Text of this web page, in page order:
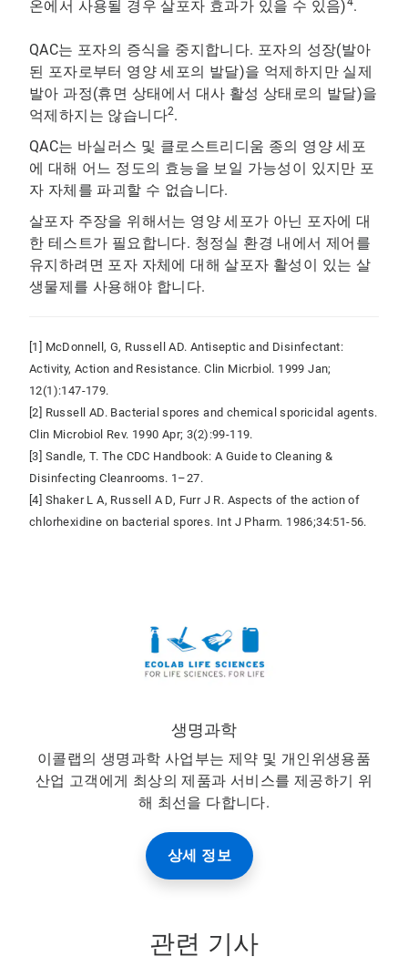
온에서 사용될 경우 살포자 효과가 있을 수 있음) .
QAC는 포자의 증식을 중지합니다. 포자의 성장(발아
된 포자로부터 영양 세포의 발달)을 억제하지만 실제
발아 과정(휴면 상태에서 대사 활성 상태로의 발달)을
억제하지는 않습니다2.
QAC는 바실러스 및 클로스트리디움 종의 영양 세포
에 대해 어느 정도의 효능을 보일 가능성이 있지만 포
자 자체를 파괴할 수 없습니다.
살포자 주장을 위해서는 영양 세포가 아닌 포자에 대
한 테스트가 필요합니다. 청정실 환경 내에서 제어를
유지하려면 포자 자체에 대해 살포자 활성이 있는 살
생물제를 사용해야 합니다.
[1] McDonnell, G, Russell AD. Antiseptic and Disinfectant:
Activity, Action and Resistance. Clin Micrbiol. 1999 Jan;
12(1):147-179.
[2] Russell AD. Bacterial spores and chemical sporicidal agents.
Clin Microbiol Rev. 1990 Apr; 3(2):99-119.
[3] Sandle, T. The CDC Handbook: A Guide to Cleaning &
Disinfecting Cleanrooms. 1–27.
[4] Shaker L A, Russell A D, Furr J R. Aspects of the action of
chlorhexidine on bacterial spores. Int J Pharm. 1986;34:51-56.
생명과학
이콜랩의 생명과학 사업부는 제약 및 개인위생용품
산업 고객에게 최상의 제품과 서비스를 제공하기 위
해 최선을 다합니다.
상세 정보
관련 기사